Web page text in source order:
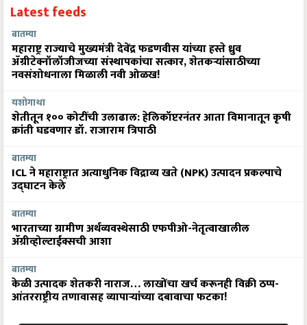
Latest feeds
बातम्या
महाराष्ट्र राज्याचे मुख्यमंत्री देवेंद्र फडणवीस यांच्या हस्ते ध्रुव
ॲग्रीटेक्नॉलॉजीजच्या संस्थापकांचा सत्कार, शेतकऱ्यांसाठीच्या
नवसंशोधनाला मिळाली नवी ओळख!
यशोगाथा
शेतीतून १०० कोटींची उलाढाल: हेलिकॉप्टरनंतर आता विमानातून कृषी
क्रांती घडवणार डॉ. राजाराम त्रिपाठी
बातम्या
ICL ने महाराष्ट्रात अत्याधुनिक विद्राव्य खते (NPK) उत्पादन प्रकल्पाचे
उद्घाटन केले
बातम्या
भारताच्या ग्रामीण अर्थव्यवस्थेसाठी एफपीओ-नेतृत्वाखालील
अ‍ॅग्रीव्होल्टाईक्सची आशा
बातम्या
केळी उत्पादक शेतकरी नाराज… लाखोंचा खर्च करूनही विक्री ठप्प-
आंतरराष्ट्रीय तणावासह व्यापाऱ्यांच्या दबावाचा फटका!